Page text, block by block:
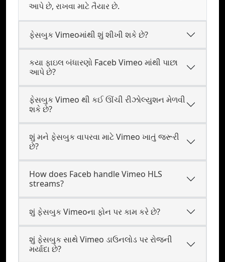
આપે છે, રાખવા માટે તૈયાર છે.
ફેસબુક Vimeoમાંથી શું શીખી શકે છે?
કયા ફાઇલ બંધારણો Faceb Vimeo માંથી પાછા
આપે છે?
ફેસબુક Vimeo થી કઈ ઊંચી રીઝોલ્યુશન મેળવી
શકે છે?
શું મને ફેસબુક વાપરવા માટે Vimeo ખાતું જરૂરી
છે?
How does Faceb handle Vimeo HLS
streams?
શું ફેસબુક Vimeoના ફોન પર કામ કરે છે?
શું ફેસબુક સાથે Vimeo ડાઉનલોડ પર રોજની
મર્યાદા છે?